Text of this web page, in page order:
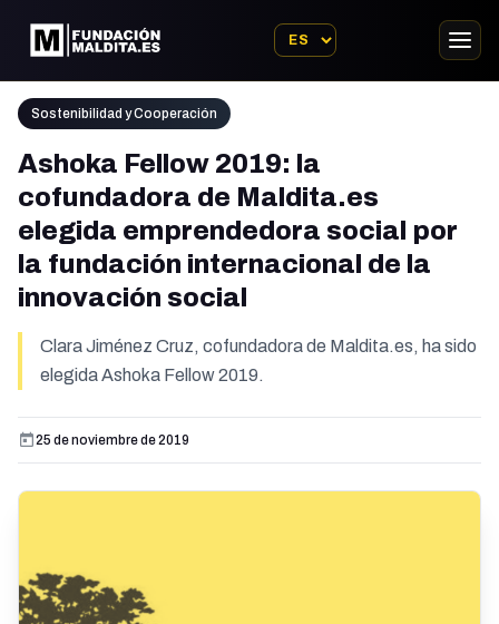
Sostenibilidad y Cooperación
Ashoka Fellow 2019: la
cofundadora de Maldita.es
elegida emprendedora social por
la fundación internacional de la
innovación social
Clara Jiménez Cruz, cofundadora de Maldita.es, ha sido
elegida Ashoka Fellow 2019.
25 de noviembre de 2019